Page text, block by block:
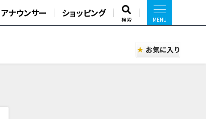
アナウンサー ショッピング
検索
お気に入り